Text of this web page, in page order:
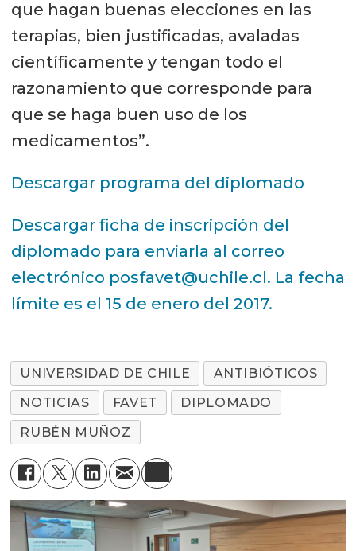
que hagan buenas elecciones en las
terapias, bien justificadas, avaladas
científicamente y tengan todo el
razonamiento que corresponde para
que se haga buen uso de los
medicamentos”.
Descargar programa del diplomado
Descargar ficha de inscripción del
diplomado para enviarla al correo
electrónico posfavet@uchile.cl. La fecha
límite es el 15 de enero del 2017.
UNIVERSIDAD DE CHILE
ANTIBIÓTICOS
NOTICIAS
FAVET
DIPLOMADO
RUBÉN MUÑOZ